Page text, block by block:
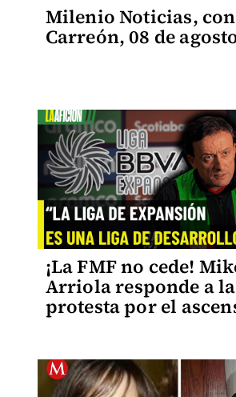
Milenio Noticias,
Carreón, 08 de
¡La FMF no cede!
Arriola responde a la
protesta por el